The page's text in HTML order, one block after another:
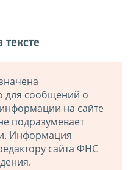
для сообщений о
на сайте
подразумевает
Информация
сайта ФНС